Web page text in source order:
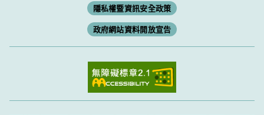
隱私權暨資訊安全政策
政府網站資料開放宣告